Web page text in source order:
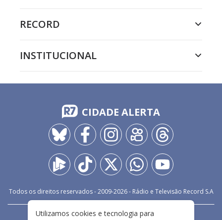
RECORD
INSTITUCIONAL
CIDADE ALERTA
Todos os direitos reservados - 2009-2026- Rádio e Televisão Record S.A
Utilizamos cookies e tecnologia para